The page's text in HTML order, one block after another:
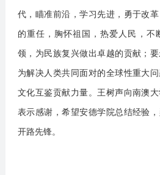
代，瞄准前沿，学习先进，勇于改
的重任，胸怀祖国，热爱人民，不
领，为民族复兴做出卓越的贡献；
为解决人类共同面对的全球性重大
文化互鉴贡献力量。王树声向南澳
表示感谢，希望安德学院总结经验
开路先锋。